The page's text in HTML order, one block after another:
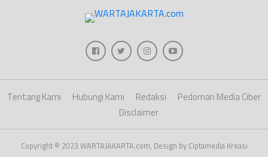
Tentang Kami Hubungi Kami Redaksi
Pedoman Media Ciber
Disclaimer
Copyright © 2023 WARTAJAKARTA.com, Design by Ciptamedia Kreasi